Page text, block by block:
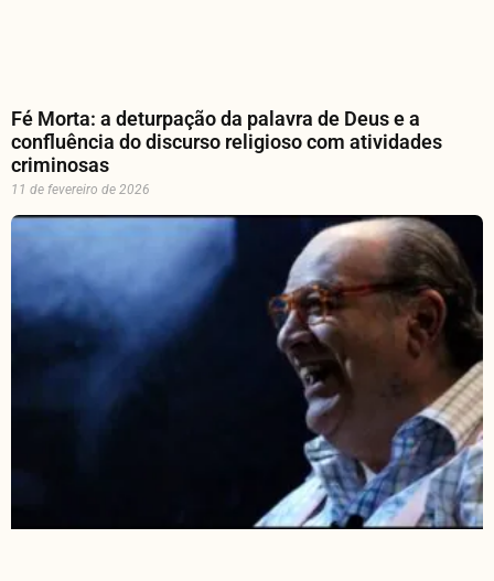
Fé Morta: a deturpação da palavra de Deus e a
confluência do discurso religioso com atividades
criminosas
11 de fevereiro de 2026